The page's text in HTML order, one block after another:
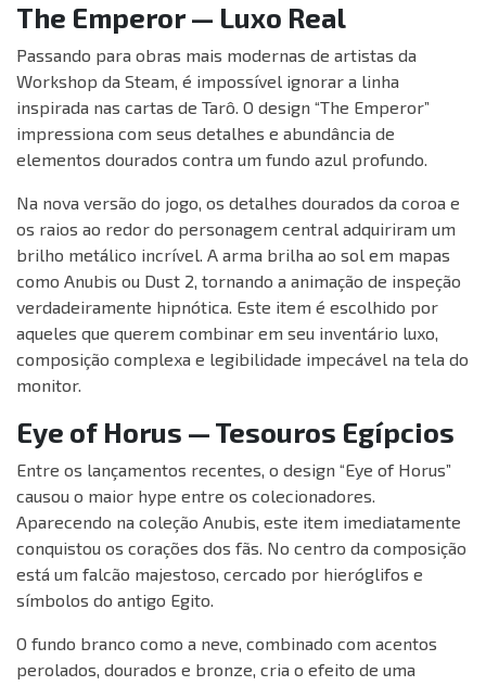
The Emperor — Luxo Real
Passando para obras mais modernas de artistas da
Workshop da Steam, é impossível ignorar a linha
inspirada nas cartas de Tarô. O design “The Emperor”
impressiona com seus detalhes e abundância de
elementos dourados contra um fundo azul profundo.
Na nova versão do jogo, os detalhes dourados da coroa e
os raios ao redor do personagem central adquiriram um
brilho metálico incrível. A arma brilha ao sol em mapas
como Anubis ou Dust 2, tornando a animação de inspeção
verdadeiramente hipnótica. Este item é escolhido por
aqueles que querem combinar em seu inventário luxo,
composição complexa e legibilidade impecável na tela do
monitor.
Eye of Horus — Tesouros Egípcios
Entre os lançamentos recentes, o design “Eye of Horus”
causou o maior hype entre os colecionadores.
Aparecendo na coleção Anubis, este item imediatamente
conquistou os corações dos fãs. No centro da composição
está um falcão majestoso, cercado por hieróglifos e
símbolos do antigo Egito.
O fundo branco como a neve, combinado com acentos
perolados, dourados e bronze, cria o efeito de uma